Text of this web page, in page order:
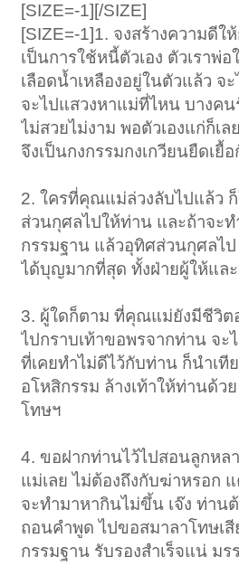
[SIZE=-1][/SIZE]
[SIZE=-1]1. จงสร้างความดีใ
เป็นการใช้หนี้ตัวเอง ตัวเราพ่
เลือดน้ำเหลืองอยู่ในตัวแล้ว จ
จะไปแสวงหาแม่ที่ไหน บางคน
ไม่สวยไม่งาม พอตัวเองแก่ก็เ
จึงเป็นกงกรรมกงเกวียนยืดเยื้
2. ใครที่คุณแม่ล่วงลับไปแล้ว
ส่วนกุศลไปให้ท่าน และถ้าจะ
กรรมฐาน แล้วอุทิศส่วนกุศลไ
ได้บุญมากที่สุด ทั้งฝ่ายผู้ให้แล
3. ผู้ใดก็ตาม ที่คุณแม่ยังมีชีวิต
ไปกราบเท้าขอพรจากท่าน จ
ที่เคยทำไม่ดีไว้กับท่าน ก็นำเที
อโหสิกรรม ล้างเท้าให้ท่านด้ว
โทษฯ
4. ขอฝากท่านไว้ไปสอนลูกหล
แม่เลย ไม่ต้องถึงกับฆ่าหรอก
จะทำมาหากินไม่ขึ้น เจ๊ง ท่า
ถอนคำพูด ไปขอสมาลาโทษเสี
กรรมฐาน รับรองสำเร็จแน่ มร